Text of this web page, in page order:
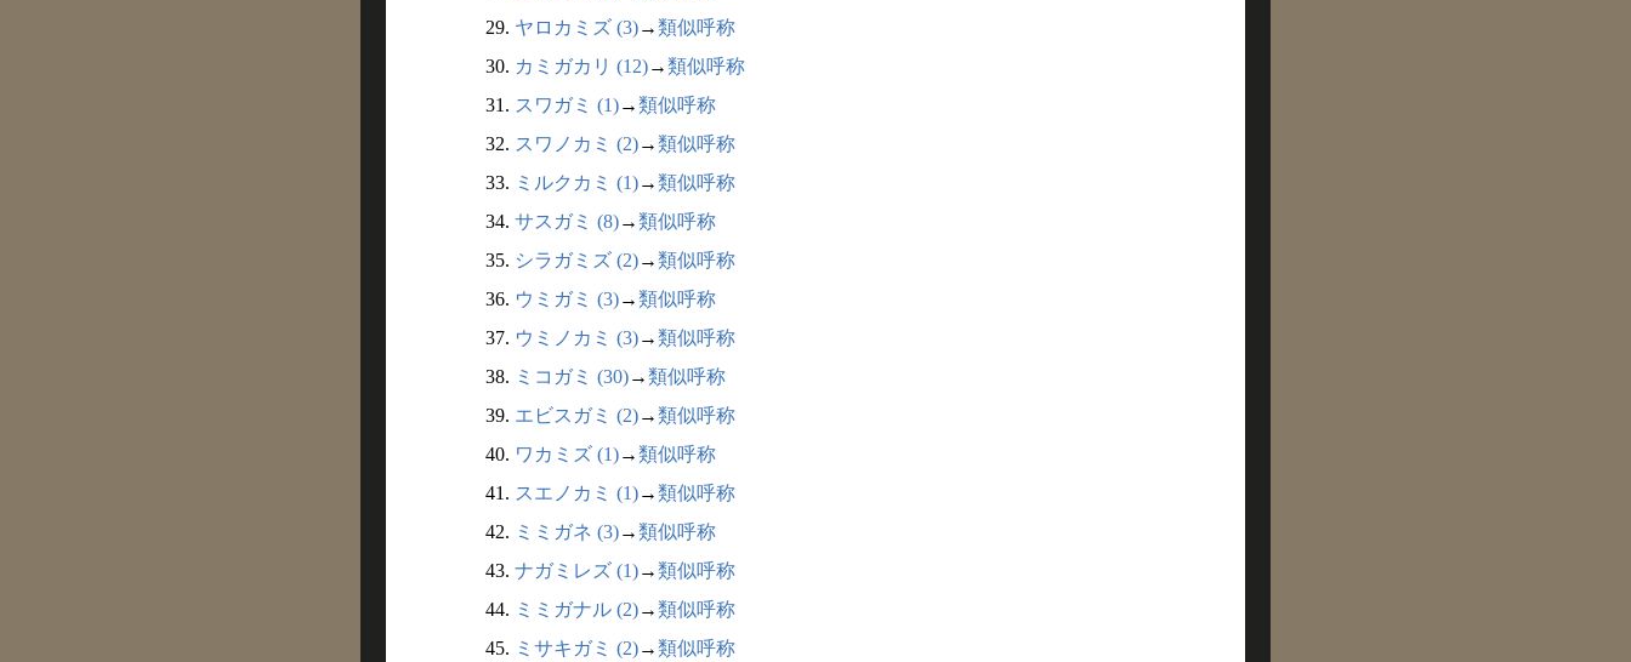
29. ヤロカミズ (3)→類似呼称
30. カミガカリ (12)→類似呼称
31. スワガミ (1)→類似呼称
32. スワノカミ (2)→類似呼称
33. ミルクカミ (1)→類似呼称
34. サスガミ (8)→類似呼称
35. シラガミズ (2)→類似呼称
36. ウミガミ (3)→類似呼称
37. ウミノカミ (3)→類似呼称
38. ミコガミ (30)→類似呼称
39. エビスガミ (2)→類似呼称
40. ワカミズ (1)→類似呼称
41. スエノカミ (1)→類似呼称
42. ミミガネ (3)→類似呼称
43. ナガミレズ (1)→類似呼称
44. ミミガナル (2)→類似呼称
45. ミサキガミ (2)→類似呼称